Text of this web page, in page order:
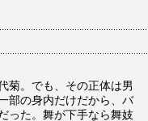
菊。でも、その正体は男
部の身内だけだから、バ
った。舞が下手なら舞妓